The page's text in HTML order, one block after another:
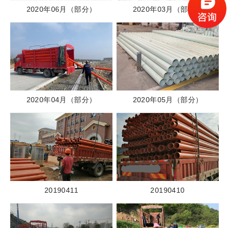
2020年06月（部分） 2020年03月（部分）
2020年04月（部分） 2020年05月（部分）
20190411 20190410